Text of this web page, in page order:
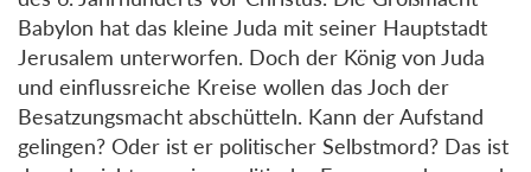
Babylon hat das kleine Juda mit seiner Hauptstadt
Jerusalem unterworfen. Doch der König von Juda
und einflussreiche Kreise wollen das Joch der
Besatzungsmacht abschütteln. Kann der Aufstand
gelingen? Oder ist er politischer Selbstmord? Das ist